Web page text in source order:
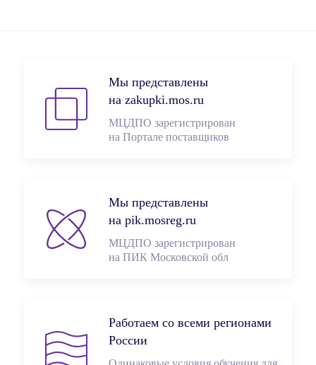
Мы представлены
на zakupki.mos.ru
МЦДПО зарегистрирован
на Портале поставщиков
Мы представлены
на pik.mosreg.ru
МЦДПО зарегистрирован
на ПИК Московской обл
Работаем со всеми регионами
России